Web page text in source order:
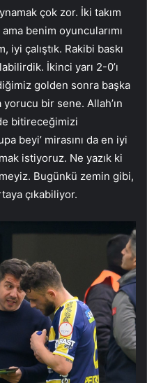
çok zor. İki takım
benim oyuncularımı
çalıştık. Rakibi baskı
İkinci yarı 2-0’ı
golden sonra başka
bir sene. Allah’ın
bitireceğimizi
beyi’ mirasını da en iyi
istiyoruz. Ne yazık ki
Bugünkü zemin gibi,
çıkabiliyor.